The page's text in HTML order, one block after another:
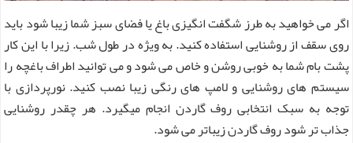
اگر می خواهید به طرز شگفت انگیزی باغ یا فضای سبز شما زیبا شود باید
روی سقف از روشنایی استفاده کنید. به ویژه در طول شب. زیرا با این کار
پشت بام شما به خوبی روشن و خاص می شود و می توانید اطراف باغچه را
سیستم های روشنایی و لامپ های رنگی زیبا نصب کنید. نورپردازی با
توجه به سبک انتخابی روف گاردن انجام میگیرد. هر چقدر روشنایی
جذاب تر شود روف گاردن زیباتر می شود.